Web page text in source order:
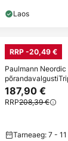
Laos
RRP -20,49 €
Paulmann Neordic
187,90 €
RRP208,39 €
Tarneaeg: 7 -